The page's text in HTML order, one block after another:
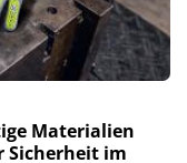
Materialien
Sicherheit im